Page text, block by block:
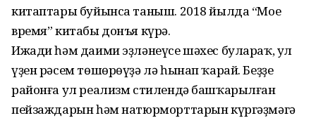
китаптары буйынса таныш. 2018 йылда “Мое
время” китабы донъя күрә.
Ижади һәм даими эҙләнеүсе шәхес булараҡ, ул
үҙен рәсем төшөрөүҙә лә һынап ҡарай. Беҙҙең
районға ул реализм стилендә башҡарылған
пейзаждарын һәм натюрморттарын күргәҙмәгә